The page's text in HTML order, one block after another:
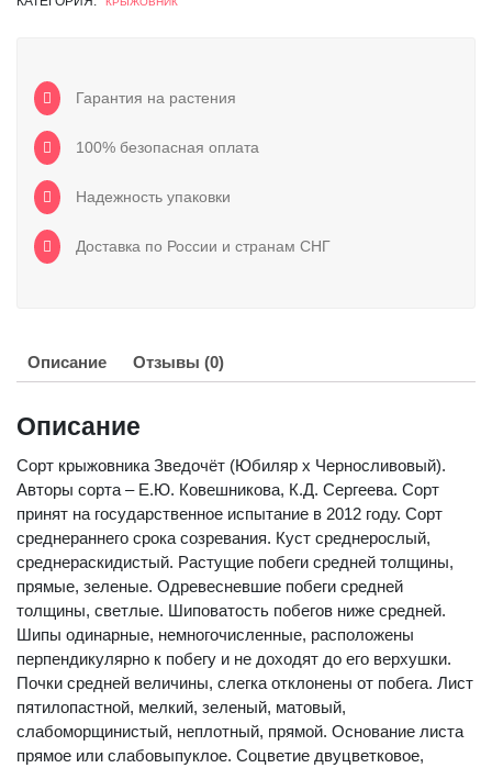
Гарантия на растения
100% безопасная оплата
Надежность упаковки
Доставка по России и странам СНГ
Описание Отзывы (0)
Описание
Сорт крыжовника Зведочёт (Юбиляр х Черносливовый).
Авторы сорта – Е.Ю. Ковешникова, К.Д. Сергеева. Сорт
принят на государственное испытание в 2012 году. Сорт
среднераннего срока созревания. Куст среднерослый,
среднераскидистый. Растущие побеги средней толщины,
прямые, зеленые. Одревесневшие побеги средней
толщины, светлые. Шиповатость побегов ниже средней.
Шипы одинарные, немногочисленные, расположены
перпендикулярно к побегу и не доходят до его верхушки.
Почки средней величины, слегка отклонены от побега. Лист
пятилопастной, мелкий, зеленый, матовый,
слабоморщинистый, неплотный, прямой. Основание листа
прямое или слабовыпуклое. Соцветие двуцветковое,